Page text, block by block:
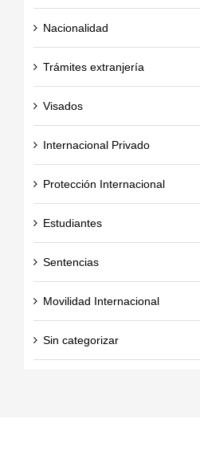
Nacionalidad
Trámites extranjería
Visados
Internacional Privado
Protección Internacional
Estudiantes
Sentencias
Movilidad Internacional
Sin categorizar